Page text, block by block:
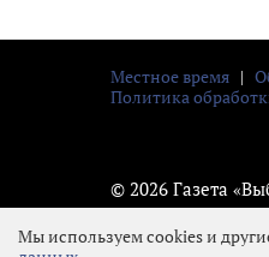
Местное время |
Политика
© 2026 Газета
Мы используем cookies и